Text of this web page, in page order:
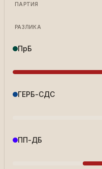
ПАРТИЯ
РАЗЛИКА
ПрБ
ГЕРБ-СДС
ПП-ДБ